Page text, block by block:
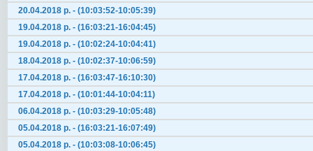
20.04.2018 р. - (10:03:52-10:05:39)
19.04.2018 р. - (16:03:21-16:04:45)
19.04.2018 р. - (10:02:24-10:04:41)
18.04.2018 р. - (10:02:37-10:06:59)
17.04.2018 р. - (16:03:47-16:10:30)
17.04.2018 р. - (10:01:44-10:04:11)
06.04.2018 р. - (10:03:29-10:05:48)
05.04.2018 р. - (16:03:21-16:07:49)
05.04.2018 р. - (10:03:08-10:06:45)